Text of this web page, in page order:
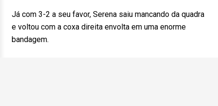
Já com 3-2 a seu favor, Serena saiu mancando da quadra
e voltou com a coxa direita envolta em uma enorme
bandagem.